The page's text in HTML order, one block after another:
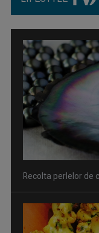
Recolta perlelor de